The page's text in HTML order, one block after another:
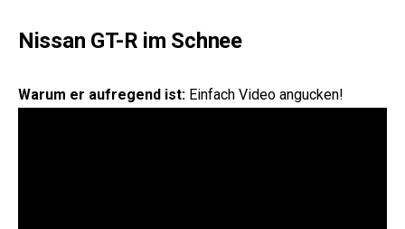
Nissan GT-R im Schnee
Warum er aufregend ist: Einfach Video angucken!